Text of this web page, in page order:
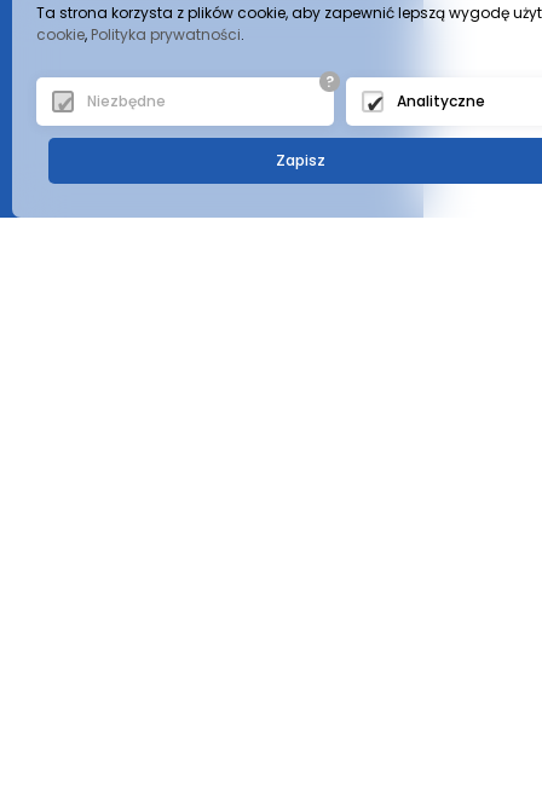
Ta strona korzysta z plików cookie, aby zapewnić lepszą wygodę
cookie, Polityka prywatności.
?
Niezbędne
Analityczne
Zapisz